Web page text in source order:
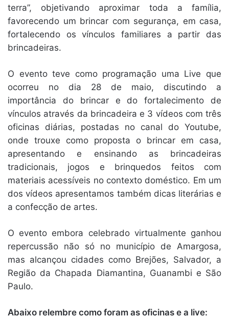
terra”, objetivando aproximar toda a família,
favorecendo um brincar com segurança, em casa,
fortalecendo os vínculos familiares a partir das
brincadeiras.
O evento teve como programação uma Live que
ocorreu no dia 28 de maio, discutindo a
importância do brincar e do fortalecimento de
vínculos através da brincadeira e 3 vídeos com três
oficinas diárias, postadas no canal do Youtube,
onde trouxe como proposta o brincar em casa,
apresentando e ensinando as brincadeiras
tradicionais, jogos e brinquedos feitos com
materiais acessíveis no contexto doméstico. Em um
dos vídeos apresentamos também dicas literárias e
a confecção de artes.
O evento embora celebrado virtualmente ganhou
repercussão não só no município de Amargosa,
mas alcançou cidades como Brejões, Salvador, a
Região da Chapada Diamantina, Guanambi e São
Paulo.
Abaixo relembre como foram as oficinas e a live: